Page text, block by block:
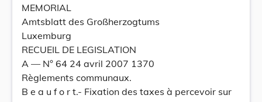
MEMORIAL
Amtsblatt des Großherzogtums
Luxemburg
RECUEIL DE LEGISLATION
A –– N° 64 24 avril 2007 1370
Règlements communaux.
B e a u f o r t.- Fixation des taxes à percevoir sur